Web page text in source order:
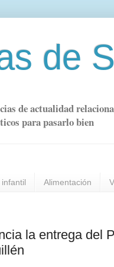
de
de actualidad
para pasarlo bien
Alimentación
la entrega del